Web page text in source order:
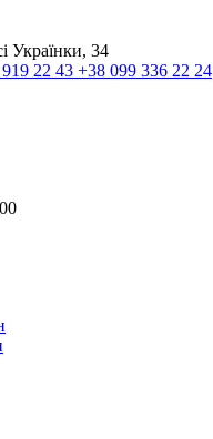
Українки, 34
22 43 +38 099 336 22 24